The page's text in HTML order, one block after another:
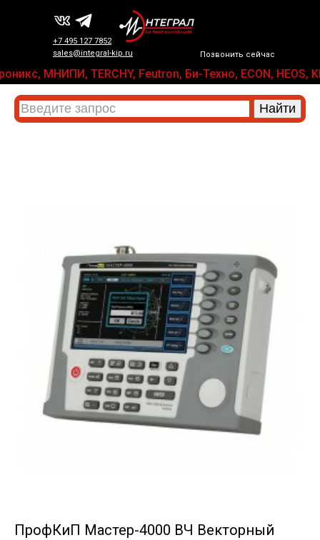
Позвонить сейчас
+7 495 127 7852
sales@integral-kip.ru
МНИПИ, TERCHY, Feutron, Би-Техно, ECON, HEOS,
ПрофКиП Мастер-4000 ВЧ Векторный